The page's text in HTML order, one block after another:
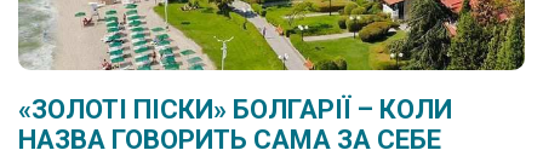
«ЗОЛОТІ ПІСКИ» БОЛГАРІЇ – КОЛИ
НАЗВА ГОВОРИТЬ САМА ЗА СЕБЕ